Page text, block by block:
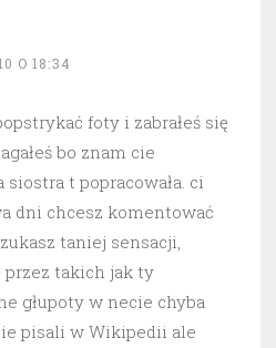
O 18:34
foty i zabrałeś się
bo znam cie
t popracowała. ci
dni chcesz komentować
taniej sensacji,
przez takich jak ty
głupoty w necie chyba
pisali w Wikipedii ale